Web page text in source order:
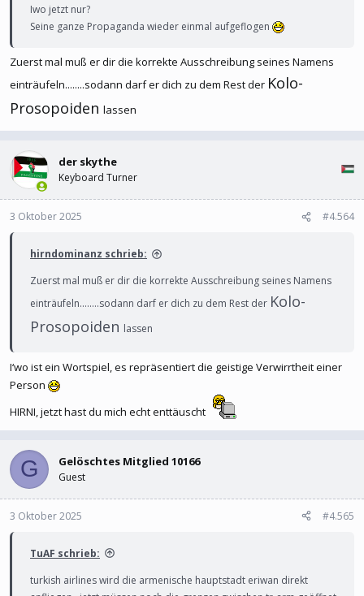
Iwo jetzt nur?
Seine ganze Propaganda wieder einmal aufgeflogen
Zuerst mal muß er dir die korrekte Ausschreibung seines Namens
einträufeln........sodann darf er dich zu dem Rest der Kolo-
Prosopoiden lassen
der skythe
Keyboard Turner
3 Oktober 2025 #4.564
hirndominanz schrieb:
Zuerst mal muß er dir die korrekte Ausschreibung seines Namens
einträufeln........sodann darf er dich zu dem Rest der Kolo-
Prosopoiden lassen
I‘wo ist ein Wortspiel, es repräsentiert die geistige Verwirrtheit einer
Person
HIRNI, jetzt hast du mich echt enttäuscht
G Gelöschtes Mitglied 10166
Guest
3 Oktober 2025 #4.565
TuAF schrieb:
turkish airlines wird die armenische hauptstadt eriwan direkt